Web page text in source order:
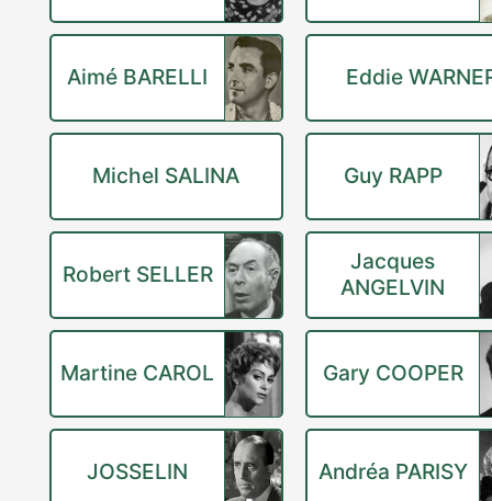
Aimé BARELLI Eddie
Michel SALINA Guy RAPP
Robert SELLER
Jacques
ANGELVIN
Martine CAROL Gary COOPER
JOSSELIN Andréa PARISY